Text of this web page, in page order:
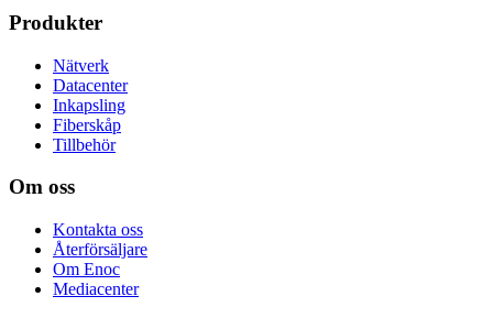
Produkter
Nätverk
Datacenter
Inkapsling
Fiberskåp
Tillbehör
Om oss
Kontakta oss
Återförsäljare
Om Enoc
Mediacenter